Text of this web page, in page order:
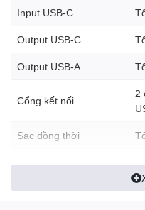
Switch và nhiều mẫu
Dung lượng
Input USB-C
Output USB-C
Output USB-A
Cổng kết nối
2
Sạc đồng thời
Màn hình